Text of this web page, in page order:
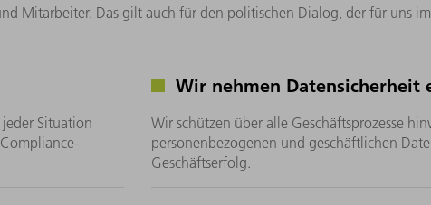
Mitarbeiter. Das gilt auch für den politischen Dialog, der für uns
Situation
Wir nehmen Datensicherheit
Wir schützen über alle Geschäftsprozesse
personenbezogenen und geschäftlichen
Geschäftserfolg.